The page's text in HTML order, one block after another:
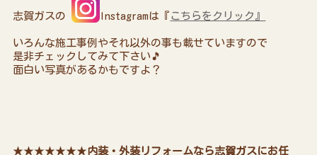
志賀ガスの Instagramは『 こちらをクリック』
いろんな施工事例やそれ以外の事も載せていますので
是非チェックしてみて下さい🎵
面白い写真があるかもですよ？
★★★★★★★内装・外装リフォームなら志賀ガスにお任